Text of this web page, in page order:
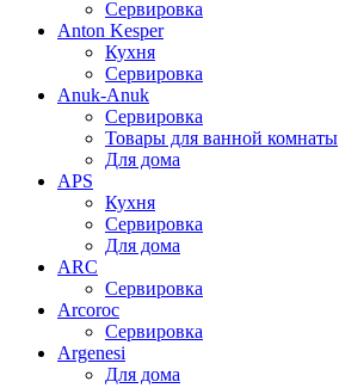
Сервировка
Anton Kesper
Кухня
Сервировка
Anuk-Anuk
Сервировка
Товары для ванной комнаты
Для дома
APS
Кухня
Сервировка
Для дома
ARC
Сервировка
Arcoroc
Сервировка
Argenesi
Для дома